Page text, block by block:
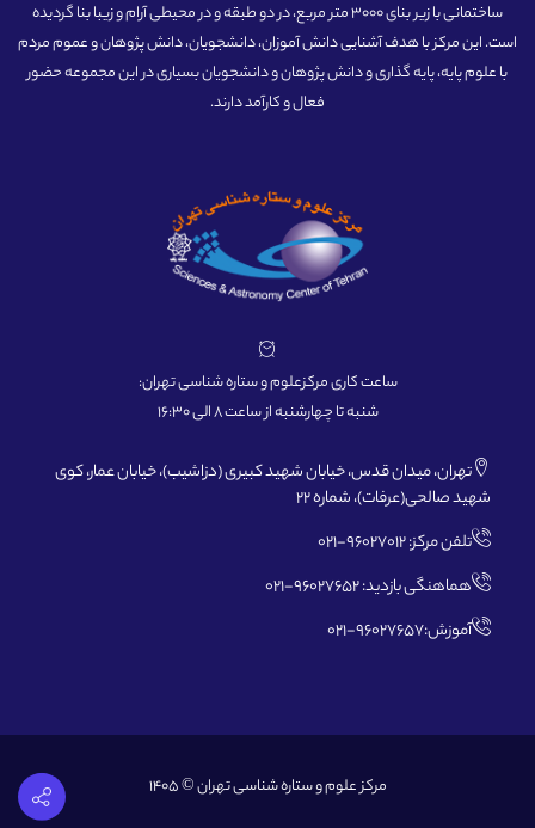
ساختمانی با زیر بنای 3000 متر مربع، در دو طبقه و در محیطی آرام و زیبا بنا گردیده
است. این مرکز با هدف آشنایی دانش آموزان، دانشجویان، دانش پژوهان و عموم مردم
با علوم پایه، پایه گذاری و دانش پژوهان و دانشجویان بسیاری در این مجموعه حضور
فعال و کارآمد دارند.
ساعت کاری مرکزعلوم و ستاره شناسی تهران:
شنبه تا چهارشنبه از ساعت 8 الی 16:30
تهران، میدان قدس، خیابان شهید کبیری (دزاشیب)، خیابان عمار، کوی
شهید صالحی(عرفات)، شماره 22
تلفن مرکز: 96027012-021
هماهنگی بازدید: 96027652-021
آموزش:96027657-021
مرکز علوم و ستاره شناسی تهران © 1405